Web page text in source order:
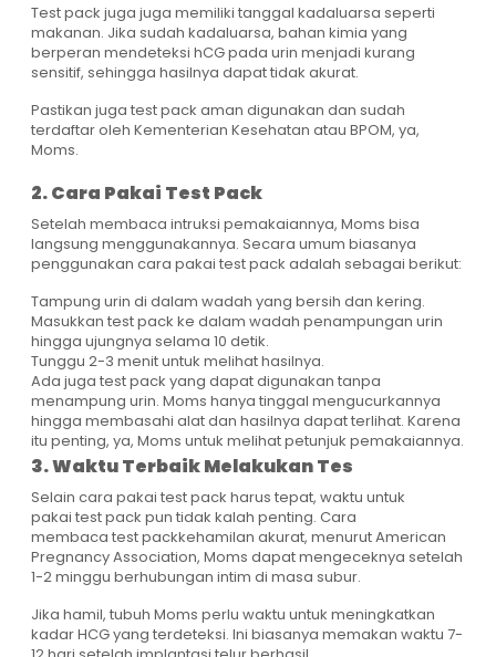
Test pack juga juga memiliki tanggal kadaluarsa seperti
makanan. Jika sudah kadaluarsa, bahan kimia yang
berperan mendeteksi hCG pada urin menjadi kurang
sensitif, sehingga hasilnya dapat tidak akurat.
Pastikan juga test pack aman digunakan dan sudah
terdaftar oleh Kementerian Kesehatan atau BPOM, ya,
Moms.
2. Cara Pakai Test Pack
Setelah membaca intruksi pemakaiannya, Moms bisa
langsung menggunakannya. Secara umum biasanya
penggunakan cara pakai test pack adalah sebagai berikut:
Tampung urin di dalam wadah yang bersih dan kering.
Masukkan test pack ke dalam wadah penampungan urin
hingga ujungnya selama 10 detik.
Tunggu 2-3 menit untuk melihat hasilnya.
Ada juga test pack yang dapat digunakan tanpa
menampung urin. Moms hanya tinggal mengucurkannya
hingga membasahi alat dan hasilnya dapat terlihat. Karena
itu penting, ya, Moms untuk melihat petunjuk pemakaiannya.
3. Waktu Terbaik Melakukan Tes
Selain cara pakai test pack harus tepat, waktu untuk
pakai test pack pun tidak kalah penting. Cara
membaca test packkehamilan akurat, menurut American
Pregnancy Association, Moms dapat mengeceknya setelah
1-2 minggu berhubungan intim di masa subur.
Jika hamil, tubuh Moms perlu waktu untuk meningkatkan
kadar HCG yang terdeteksi. Ini biasanya memakan waktu 7-